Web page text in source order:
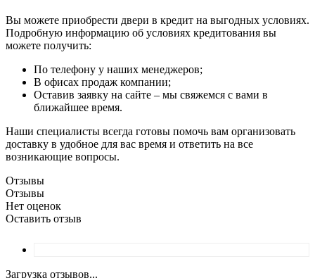
Вы можете приобрести двери в кредит на выгодных условиях.
Подробную информацию об условиях кредитования вы
можете получить:
По телефону у наших менеджеров;
В офисах продаж компании;
Оставив заявку на сайте – мы свяжемся с вами в
ближайшее время.
Наши специалисты всегда готовы помочь вам организовать
доставку в удобное для вас время и ответить на все
возникающие вопросы.
Отзывы
Отзывы
Нет оценок
Оставить отзыв
Загрузка отзывов...